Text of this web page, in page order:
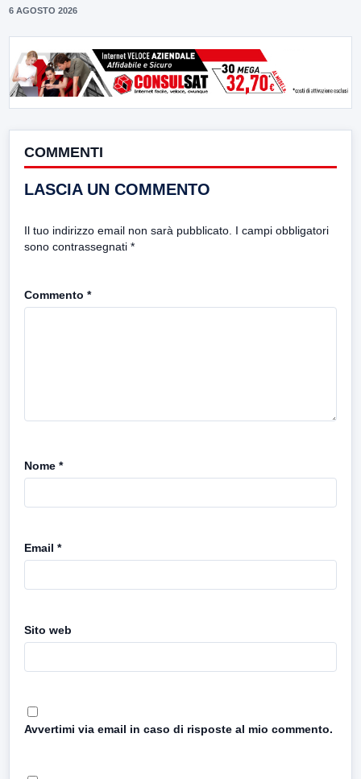
6 AGOSTO 2026
COMMENTI
LASCIA UN COMMENTO
Il tuo indirizzo email non sarà pubblicato. I campi obbligatori
sono contrassegnati *
Commento *
Nome *
Email *
Sito web
Avvertimi via email in caso di risposte al mio commento.